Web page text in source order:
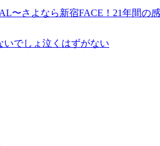
〜さよなら新宿FACE！21年間
いでしょ泣くはずがない